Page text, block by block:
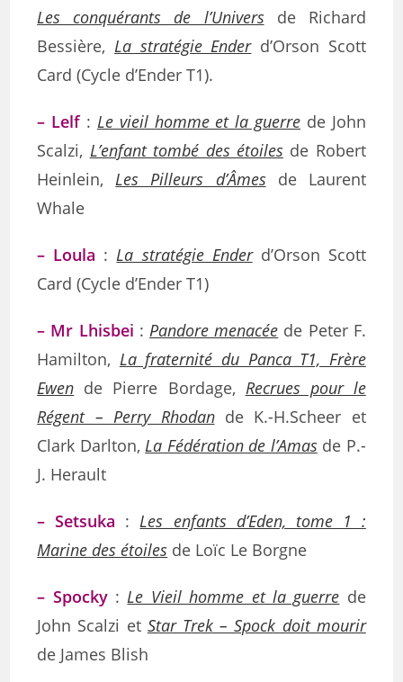
Les conquérants de l’Universde Richard
Bessière, La stratégie Enderd’Orson Scott
Card (Cycle d’Ender T1).
– Lelf: Le vieil homme et la guerre de John
Scalzi, L’enfant tombé des étoilesde Robert
Heinlein,Les Pilleurs d’Âmesde Laurent
Whale
– Loula :La stratégie Enderd’Orson Scott
Card (Cycle d’Ender T1)
– Mr Lhisbei :Pandore menacée de Peter F.
Hamilton, La fraternité du Panca T1, Frère
Ewen de Pierre Bordage, Recrues pour le
Régent – Perry Rhodande K.-H.Scheer et
Clark Darlton,La Fédération de l’Amasde P.-
J. Herault
– Setsuka :Les enfants d’Eden, tome 1 :
Marine des étoiles de Loïc Le Borgne
– Spocky :Le Vieil homme et la guerre de
John Scalzi et Star Trek – Spock doit mourir
de James Blish